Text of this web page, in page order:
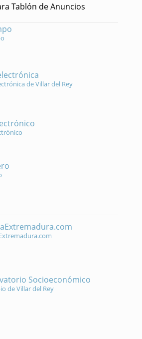
de Villar del Rey
Socioeconómico
de Villar del Rey